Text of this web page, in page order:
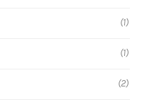
(1)
(1)
(2)